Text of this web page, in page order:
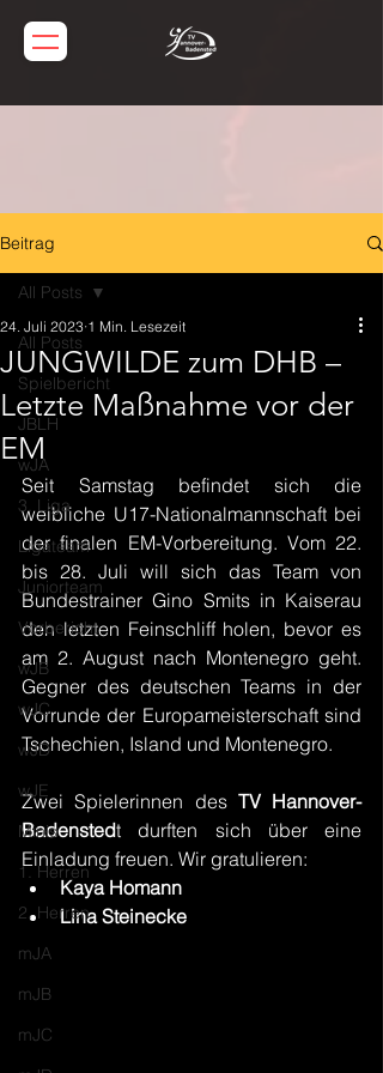
Beitrag
All Posts
Spielbericht
JBLH
wJA
3. Liga
Ligateam
Juniorteam
Vorbericht
wJB
wJC
wJD
wJE
Minis
1. Herren
2. Herren
mJA
mJB
mJC
All Posts
JUNGWILDE zum DHB –
Letzte Maßnahme vor der
EM
24. Juli 2023 1 Min. Lesezeit
Seit Samstag befindet sich die
weibliche U17-Nationalmannschaft bei
der finalen EM-Vorbereitung. Vom 22.
bis 28. Juli will sich das Team von
Bundestrainer Gino Smits in Kaiserau
den letzten Feinschliff holen, bevor es
am 2. August nach Montenegro geht.
Gegner des deutschen Teams in der
Vorrunde der Europameisterschaft sind
Tschechien, Island und Montenegro.
Zwei Spielerinnen des TV Hannover-
Badenstedt durften sich über eine
Einladung freuen. Wir gratulieren:
Kaya Homann
Lina Steinecke